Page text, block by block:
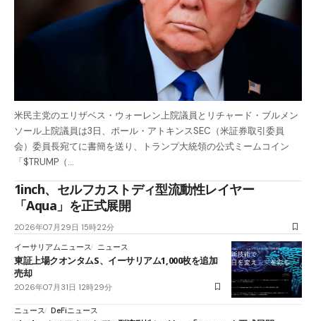
米民主党のエリザベス・ウォーレン上院議員とリチャード・ブルメン
ソール上院議員は3日、ポール・アトキンスSEC（米証券取引委員
会）委員長宛てに書簡を送り、トランプ大統領の公式ミームコイン
「$TRUMP（…
1inch、セルフカストディ型流動性レイヤー
「Aqua」を正式展開
2026年07月29日 15時22分
イーサリアムニュース
ニュース
東証上場クオンタムS、イーサリアム1,000枚を追加
売却
2026年07月31日 12時29分
ニュース DeFiニュース